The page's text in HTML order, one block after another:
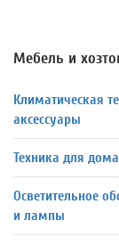
Мебель и
Климатическая
аксессуары
Техника для дома
Осветительное
и лампы